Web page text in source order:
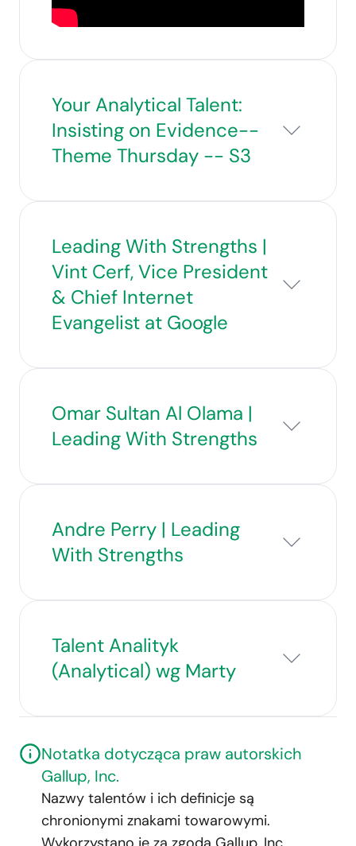
Your Analytical Talent:
Insisting on Evidence--
Theme Thursday -- S3
Leading With Strengths |
Vint Cerf, Vice President
& Chief Internet
Evangelist at Google
Omar Sultan Al Olama |
Leading With Strengths
Andre Perry | Leading
With Strengths
Talent Analityk
(Analytical) wg Marty
Notatka dotycząca praw autorskich
Gallup, Inc.
Nazwy talentów i ich definicje są
chronionymi znakami towarowymi.